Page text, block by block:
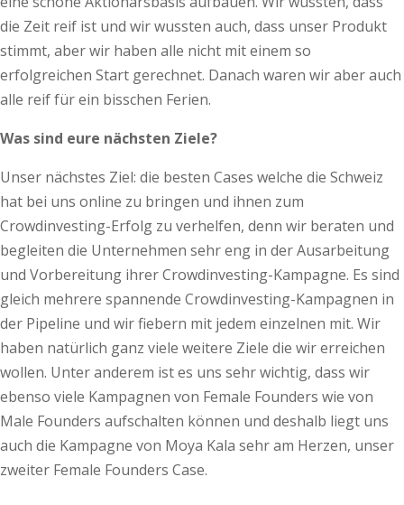
die Zeit reif ist und wir wussten auch, dass unser Produkt
stimmt, aber wir haben alle nicht mit einem so
erfolgreichen Start gerechnet. Danach waren wir aber auch
alle reif für ein bisschen Ferien.
Was sind eure nächsten Ziele?
Unser nächstes Ziel: die besten Cases welche die Schweiz
hat bei uns online zu bringen und ihnen zum
Crowdinvesting-Erfolg zu verhelfen, denn wir beraten und
begleiten die Unternehmen sehr eng in der Ausarbeitung
und Vorbereitung ihrer Crowdinvesting-Kampagne. Es sind
gleich mehrere spannende Crowdinvesting-Kampagnen in
der Pipeline und wir fiebern mit jedem einzelnen mit. Wir
haben natürlich ganz viele weitere Ziele die wir erreichen
wollen. Unter anderem ist es uns sehr wichtig, dass wir
ebenso viele Kampagnen von Female Founders wie von
Male Founders aufschalten können und deshalb liegt uns
auch die Kampagne von Moya Kala sehr am Herzen, unser
zweiter Female Founders Case.